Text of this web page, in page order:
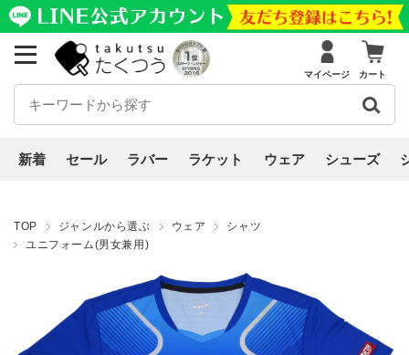
マイページ カート
新着 セール ラバー ラケット ウェア シューズ
TOP ジャンルから選ぶ ウェア
シャツ
ユニフォーム(男女兼用)